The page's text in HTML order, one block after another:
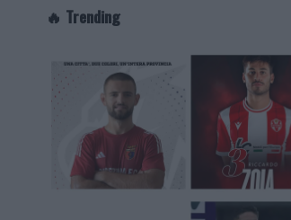
🔥 Trending